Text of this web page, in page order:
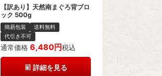
【訳あり】天然南まぐろ背ブロ
ック 500g
簡易包装
送料無料
代引き不可
通常価格 6,480 税込
詳細を見る